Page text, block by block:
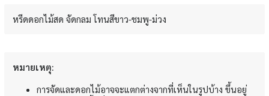
หรีดดอกไม้สด จัดกลม โทนสีขาว-ชมพู-ม่วง
หมายเหตุ:
การจัดและดอกไม้อาจจะแตกต่างจากที่เห็นในรูปบ้าง ขึ้นอยู่